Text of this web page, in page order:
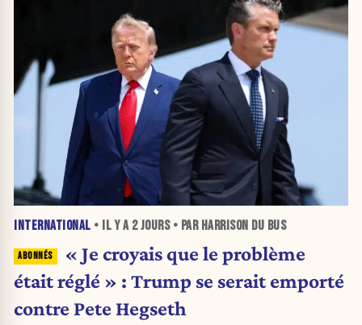
INTERNATIONAL • IL Y A 2 JOURS• PAR HARRISON DU BUS
« Je croyais que le problème
était réglé » : Trump se serait emporté
contre Pete Hegseth